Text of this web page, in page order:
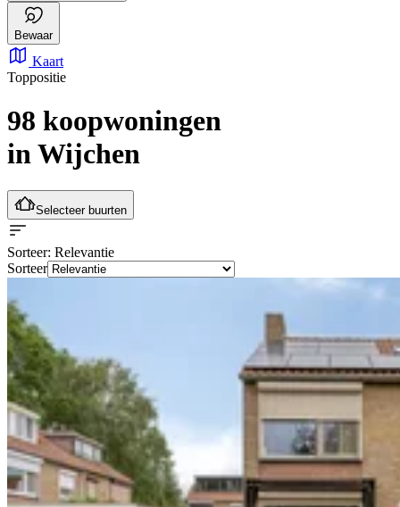
Bewaar
Kaart
Toppositie
98 koopwoningen
in Wijchen
Selecteer buurten
Sorteer: Relevantie
Sorteer